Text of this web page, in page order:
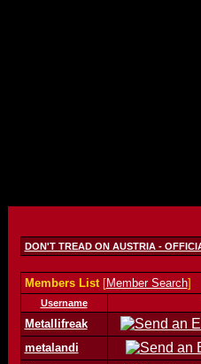
DON'T TREAD ON AUSTRIA -
Members List[Member Search]
Username
Metallifreak
metalandi